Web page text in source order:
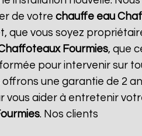
de votre chauffe eau
vous soyez
Fourmies, que
pour intervenir sur
une garantie de 2
vous aider à entretenir
. Nos clients